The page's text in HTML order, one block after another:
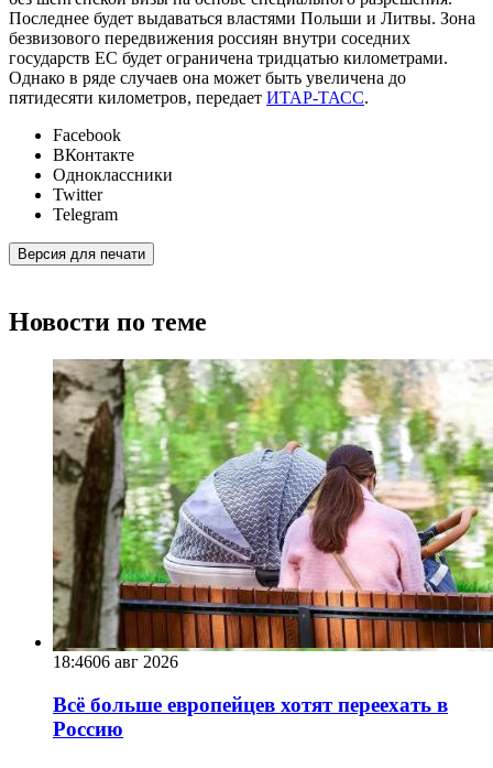
Последнее будет выдаваться властями Польши и Литвы. Зона
безвизового передвижения россиян внутри соседних
государств ЕС будет ограничена тридцатью километрами.
Однако в ряде случаев она может быть увеличена до
пятидесяти километров, передает ИТАР-ТАСС.
Facebook
ВКонтакте
Одноклассники
Twitter
Telegram
Версия для печати
Новости по теме
18:4606 авг 2026
Всё больше европейцев хотят переехать в
Россию